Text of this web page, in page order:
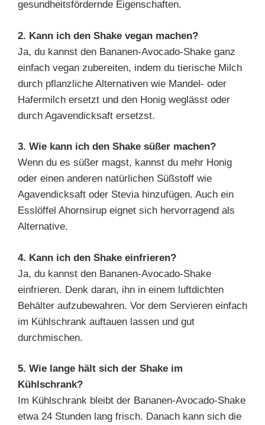
gesundheitsfördernde Eigenschaften.
2. Kann ich den Shake vegan machen?
Ja, du kannst den Bananen-Avocado-Shake ganz
einfach vegan zubereiten, indem du tierische Milch
durch pflanzliche Alternativen wie Mandel- oder
Hafermilch ersetzt und den Honig weglässt oder
durch Agavendicksaft ersetzst.
3. Wie kann ich den Shake süßer machen?
Wenn du es süßer magst, kannst du mehr Honig
oder einen anderen natürlichen Süßstoff wie
Agavendicksaft oder Stevia hinzufügen. Auch ein
Esslöffel Ahornsirup eignet sich hervorragend als
Alternative.
4. Kann ich den Shake einfrieren?
Ja, du kannst den Bananen-Avocado-Shake
einfrieren. Denk daran, ihn in einem luftdichten
Behälter aufzubewahren. Vor dem Servieren einfach
im Kühlschrank auftauen lassen und gut
durchmischen.
5. Wie lange hält sich der Shake im
Kühlschrank?
Im Kühlschrank bleibt der Bananen-Avocado-Shake
etwa 24 Stunden lang frisch. Danach kann sich die